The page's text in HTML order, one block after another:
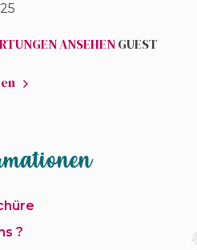
ANSEHENGUEST
?